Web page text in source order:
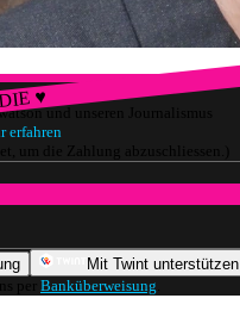
♥und unseren Journalismus
erfahren
um die Zahlung abzuschliessen.)
Mit Twint unterstützen
per Banküberweisung